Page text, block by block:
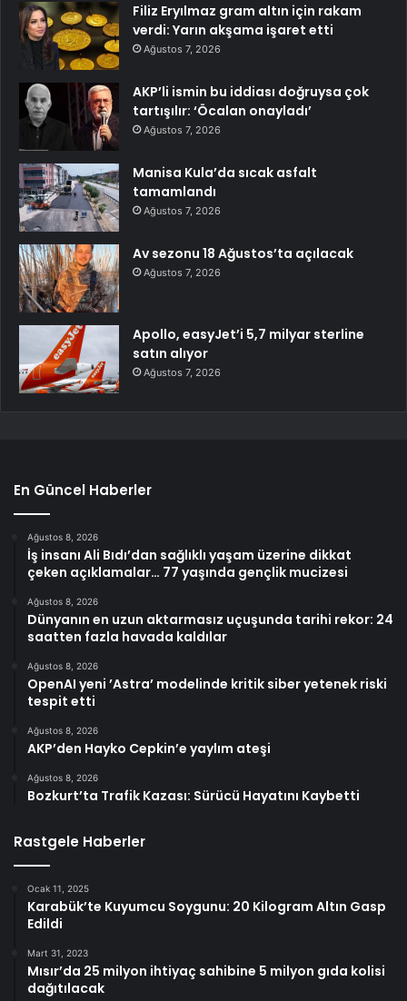
Filiz Eryılmaz gram altın için rakam
verdi: Yarın akşama işaret etti
Ağustos 7, 2026
AKP’li ismin bu iddiası doğruysa çok
tartışılır: ‘Öcalan onayladı’
Ağustos 7, 2026
Manisa Kula’da sıcak asfalt
tamamlandı
Ağustos 7, 2026
Av sezonu 18 Ağustos’ta açılacak
Ağustos 7, 2026
Apollo, easyJet’i 5,7 milyar sterline
satın alıyor
Ağustos 7, 2026
En Güncel Haberler
Ağustos 8, 2026
İş insanı Ali Bıdı’dan sağlıklı yaşam üzerine dikkat
çeken açıklamalar… 77 yaşında gençlik mucizesi
Ağustos 8, 2026
Dünyanın en uzun aktarmasız uçuşunda tarihi rekor: 24
saatten fazla havada kaldılar
Ağustos 8, 2026
OpenAI yeni ’Astra’ modelinde kritik siber yetenek riski
tespit etti
Ağustos 8, 2026
AKP’den Hayko Cepkin’e yaylım ateşi
Ağustos 8, 2026
Bozkurt’ta Trafik Kazası: Sürücü Hayatını Kaybetti
Rastgele Haberler
Ocak 11, 2025
Karabük’te Kuyumcu Soygunu: 20 Kilogram Altın Gasp
Edildi
Mart 31, 2023
Mısır’da 25 milyon ihtiyaç sahibine 5 milyon gıda kolisi
dağıtılacak